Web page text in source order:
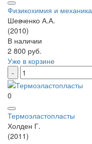
Физикохимия и
Шевченко А.А.
(2010)
В наличии
2 800 руб.
Уже в корзине
0
Термоэластопласты
Холден Г.
(2011)